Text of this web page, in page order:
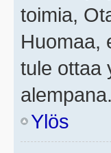
toimia,
Huomaa,
tule ottaa
alempana.
Ylös